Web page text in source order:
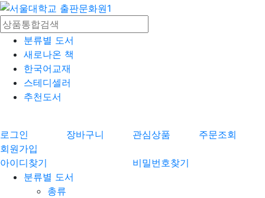
분류별 도서
새로나온 책
한국어교재
스테디셀러
추천도서
로그인 장바구니 관심상품
주문조회
회원가입
아이디찾기
비밀번호찾기
분류별 도서
총류